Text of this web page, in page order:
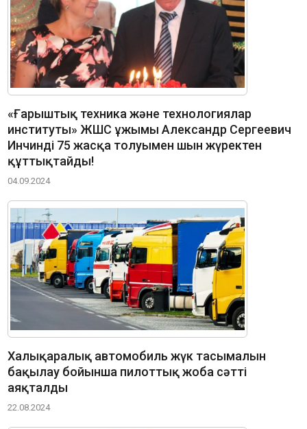
«Ғарыштық техника және технологиялар
институты» ЖШС ұжымы Александр Сергеевич
Инчинді 75 жасқа толуымен шын жүректен
құттықтайды!
04.09.2024
Халықаралық автомобиль жүк тасымалын
бақылау бойынша пилоттық жоба сәтті
аяқталды
22.08.2024